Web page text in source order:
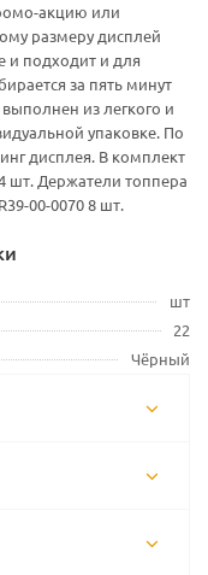
акцию или
размеру дисплей
и подходит и для
за пять минут
из легкого и
упаковке. По
дисплея. В комплект
шт. Держатели топпера
00-0070 8 шт.
шт
22
Чёрный